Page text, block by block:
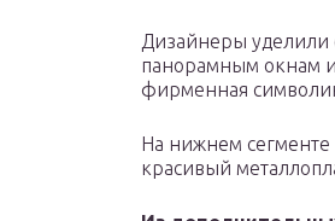
Дизайнеры уделили
панорамным окнам
фирменная
На нижнем
красивый